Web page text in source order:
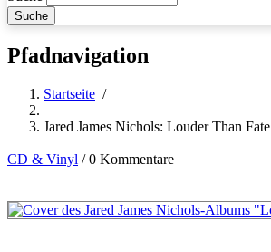
Pfadnavigation
Startseite /
Jared James Nichols: Louder Than Fate
CD & Vinyl /0 Kommentare